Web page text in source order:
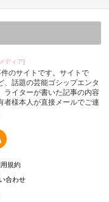
ディア]
のサイトです。サイトで
話題の芸能ゴシップエンタ
ライターが書いた記事の内容
者様本人が直接メールでご連
規約
合わせ